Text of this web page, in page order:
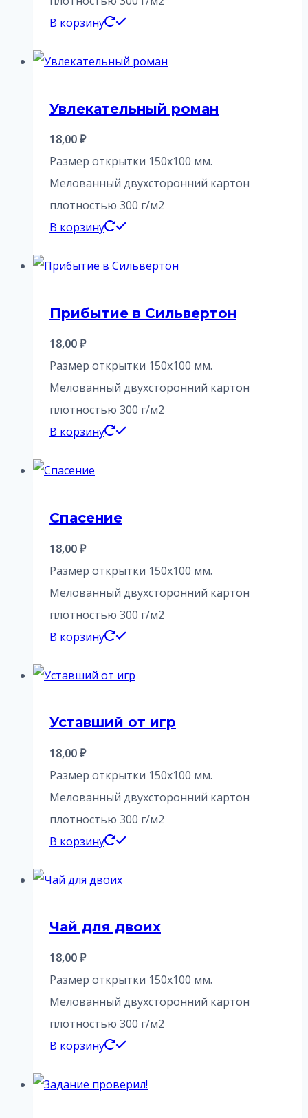
В корзину
Увлекательный роман
18,00₽
Размер открытки 150х100 мм.
Мелованный двухсторонний картон
плотностью 300 г/м2
В корзину
Прибытие в Сильвертон
18,00₽
Размер открытки 150х100 мм.
Мелованный двухсторонний картон
плотностью 300 г/м2
В корзину
Спасение
18,00₽
Размер открытки 150х100 мм.
Мелованный двухсторонний картон
плотностью 300 г/м2
В корзину
Уставший от игр
18,00₽
Размер открытки 150х100 мм.
Мелованный двухсторонний картон
плотностью 300 г/м2
В корзину
Чай для двоих
18,00₽
Размер открытки 150х100 мм.
Мелованный двухсторонний картон
плотностью 300 г/м2
В корзину